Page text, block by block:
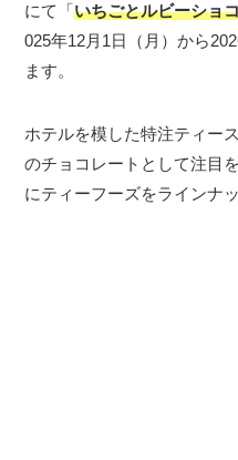
にて「いちごとルビーショ
025年12月1日（月）から
ます。
ホテルを模した特注ティー
のチョコレートとして注目
にティーフーズをラインナ